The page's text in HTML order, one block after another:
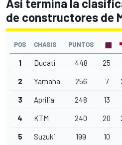
Así termina la
de constructores de
POS CHASIS PUNTOS
1 Ducati 448 25
2 Yamaha 256 7
3 Aprilia 248 13
4 KTM 240 20
5 Suzuki 199 10